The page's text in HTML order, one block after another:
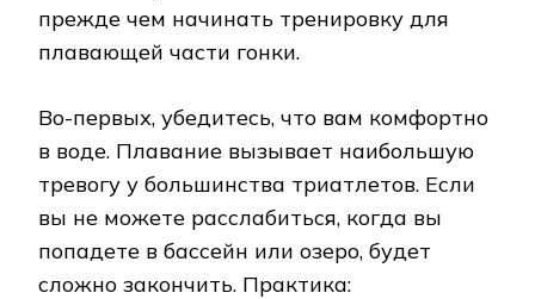
прежде чем начинать тренировку для
плавающей части гонки.
Во-первых, убедитесь, что вам комфортно
в воде. Плавание вызывает наибольшую
тревогу у большинства триатлетов. Если
вы не можете расслабиться, когда вы
попадете в бассейн или озеро, будет
сложно закончить. Практика: